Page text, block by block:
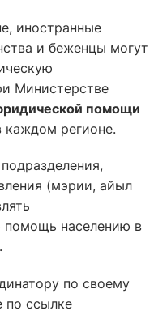
иностранные
и беженцы могут
Министерстве
помощи
каждом регионе.
(мэрии, айыл
помощь населению в
по своему
по ссылке